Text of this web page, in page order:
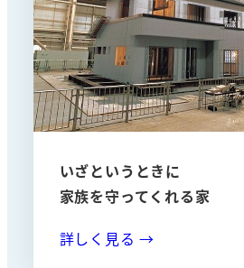
いざというときに
家族を守ってくれる家
詳しく見る →